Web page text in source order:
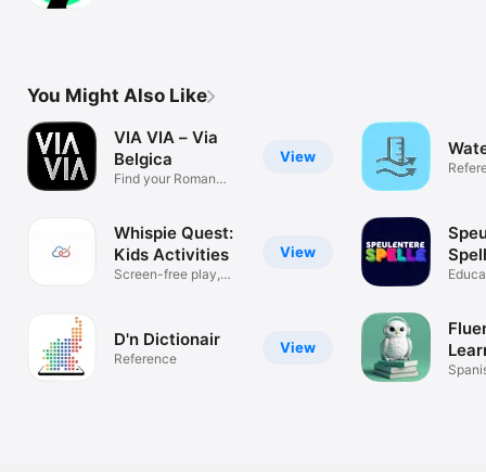
You Might Also Like
View
VIA VIA – Via
Belgica
Find your Roman
View
Whispie Quest:
Kids Activities
Screen-free play,
View
D'n Dictionair
Reference